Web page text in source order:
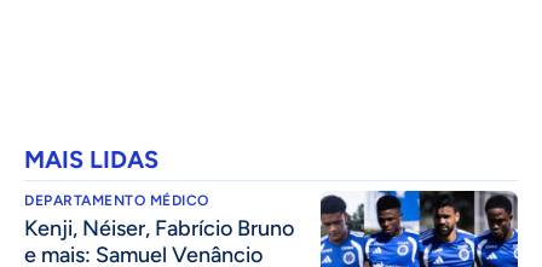
MAIS LIDAS
DEPARTAMENTO MÉDICO
Kenji, Néiser, Fabrício Bruno
e mais: Samuel Venâncio